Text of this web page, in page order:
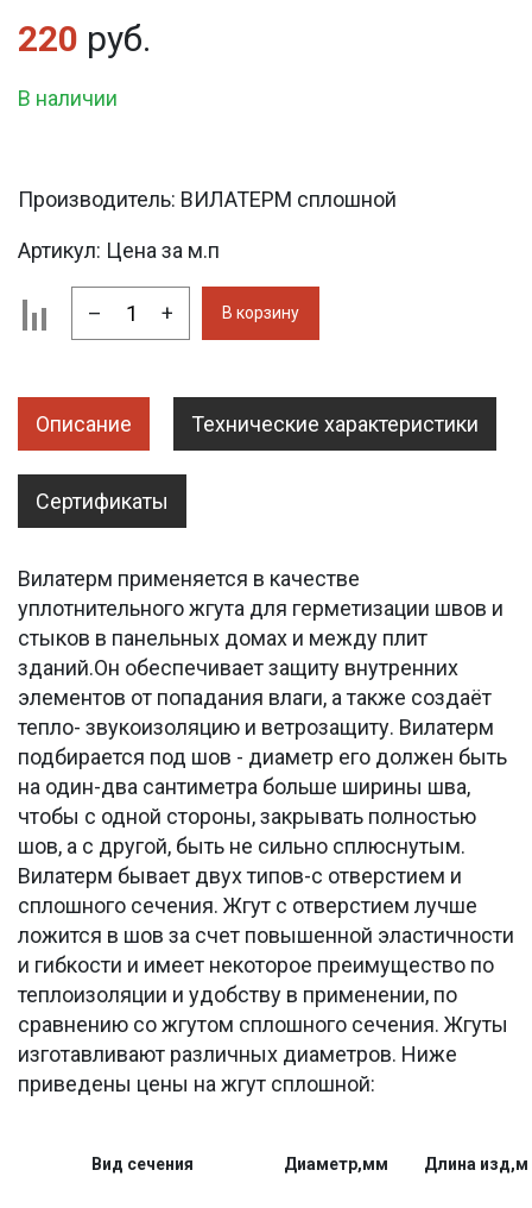
220 руб.
В наличии
Производитель: ВИЛАТЕРМ сплошной
Артикул: Цена за м.п
– + В корзину
Описание Технические характеристики
Сертификаты
Вилатерм применяется в качестве
уплотнительного жгута для герметизации швов и
стыков в панельных домах и между плит
зданий.Он обеспечивает защиту внутренних
элементов от попадания влаги, а также создаёт
тепло- звукоизоляцию и ветрозащиту. Вилатерм
подбирается под шов - диаметр его должен быть
на один-два сантиметра больше ширины шва,
чтобы с одной стороны, закрывать полностью
шов, а с другой, быть не сильно сплюснутым.
Вилатерм бывает двух типов-с отверстием и
сплошного сечения. Жгут с отверстием лучше
ложится в шов за счет повышенной эластичности
и гибкости и имеет некоторое преимущество по
теплоизоляции и удобству в применении, по
сравнению со жгутом сплошного сечения. Жгуты
изготавливают различных диаметров. Ниже
приведены цены на жгут сплошной:
Вид сечения Диаметр,мм Длина изд,м